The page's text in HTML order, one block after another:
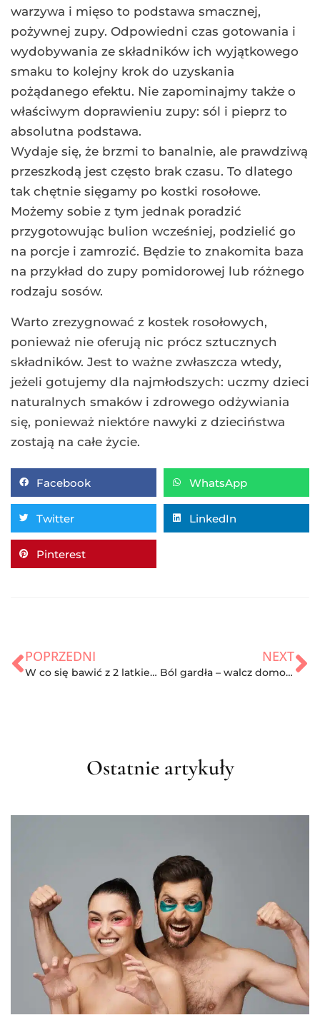
warzywa i mięso to podstawa smacznej,
pożywnej zupy. Odpowiedni czas gotowania i
wydobywania ze składników ich wyjątkowego
smaku to kolejny krok do uzyskania
pożądanego efektu. Nie zapominajmy także o
właściwym doprawieniu zupy: sól i pieprz to
absolutna podstawa.
Wydaje się, że brzmi to banalnie, ale prawdziwą
przeszkodą jest często brak czasu. To dlatego
tak chętnie sięgamy po kostki rosołowe.
Możemy sobie z tym jednak poradzić
przygotowując bulion wcześniej, podzielić go
na porcje i zamrozić. Będzie to znakomita baza
na przykład do zupy pomidorowej lub różnego
rodzaju sosów.
Warto zrezygnować z kostek rosołowych,
ponieważ nie oferują nic prócz sztucznych
składników. Jest to ważne zwłaszcza wtedy,
jeżeli gotujemy dla najmłodszych: uczmy dzieci
naturalnych smaków i zdrowego odżywiania
się, ponieważ niektóre nawyki z dzieciństwa
zostają na całe życie.
Facebook WhatsApp
Twitter LinkedIn
Pinterest
POPRZEDNI
W co się bawić z 2 latkiem?
NEXT
Ból gardła – walcz domowymi sposobami
Ostatnie artykuły